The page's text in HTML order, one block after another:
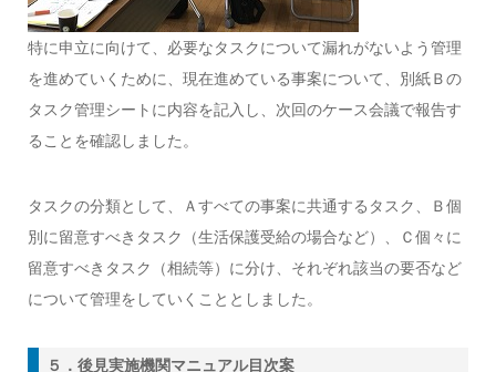
特に申立に向けて、必要なタスクについて漏れがないよう管理
を進めていくために、現在進めている事案について、別紙Ｂの
タスク管理シートに内容を記入し、次回のケース会議で報告す
ることを確認しました。
タスクの分類として、Ａすべての事案に共通するタスク、Ｂ個
別に留意すべきタスク（生活保護受給の場合など）、Ｃ個々に
留意すべきタスク（相続等）に分け、それぞれ該当の要否など
について管理をしていくこととしました。
５．後見実施機関マニュアル目次案